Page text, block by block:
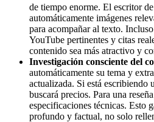
de tiempo enorme. El escritor
automáticamente imágenes
para acompañar al texto.
YouTube pertinentes y citas
contenido sea más atractivo y
Investigación consciente del
automáticamente su tema y
actualizada. Si está escribiendo
buscará precios. Para una
especificaciones técnicas. Esto
profundo y factual, no solo